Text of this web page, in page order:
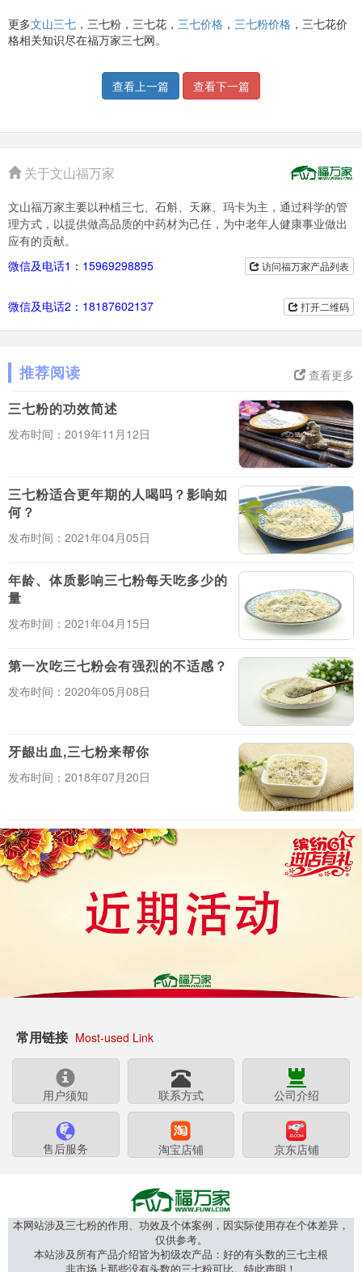
更多文山三七 ，三七粉，三七花， 三七价格 ， 三七粉价格 ，三七花价
格相关知识尽在福万家三七网。
查看上一篇 查看下一篇
关于文山福万家
文山福万家主要以种植三七、石斛、天麻、玛卡为主，通过科学的管
理方式，以提供做高品质的中药材为己任，为中老年人健康事业做出
应有的贡献。
访问福万家产品列表
微信及电话1：15969298895
打开二维码
微信及电话2：18187602137
查看更多
推荐阅读
三七粉的功效简述
发布时间：2019年11月12日
三七粉适合更年期的人喝吗？影响如
何？
发布时间：2021年04月05日
年龄、体质影响三七粉每天吃多少的
量
发布时间：2021年04月15日
第一次吃三七粉会有强烈的不适感？
发布时间：2020年05月08日
牙龈出血,三七粉来帮你
发布时间：2018年07月20日
常用链接 Most-used Link
用户须知 联系方式 公司介绍
售后服务 淘宝店铺 京东店铺
本网站涉及三七粉的作用、功效及个体案例，因实际使用存在个体差异，
仅供参考。
本站涉及所有产品介绍皆为初级农产品：好的有头数的三七主根
非市场上那些没有头数的三七粉可比。特此声明！